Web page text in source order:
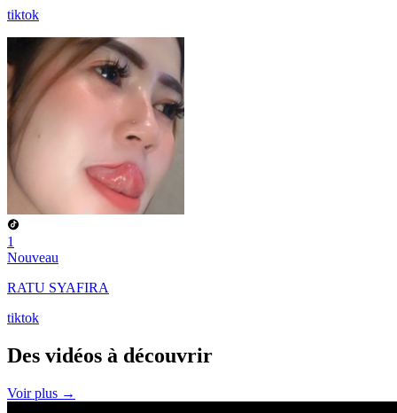
tiktok
1
Nouveau
RATU SYAFIRA
tiktok
Des vidéos à découvrir
Voir plus →